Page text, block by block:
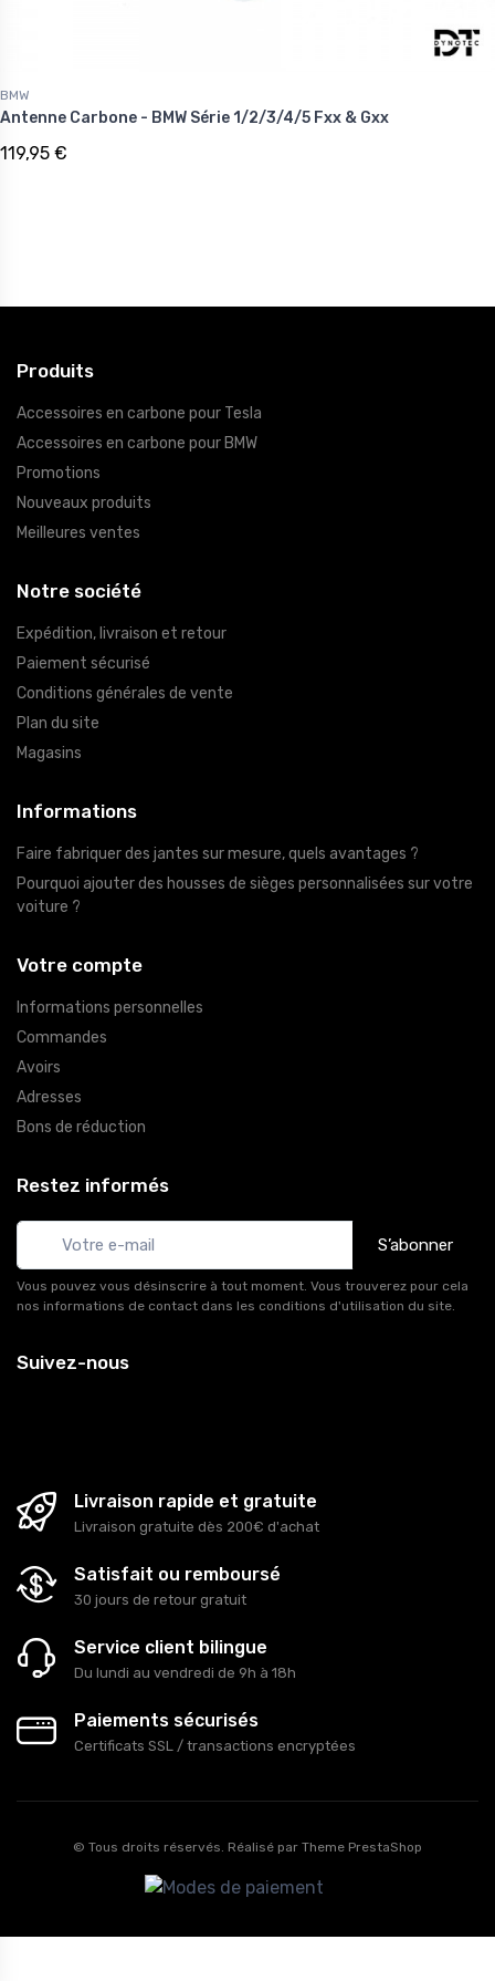
BMW
Antenne Carbone - BMW Série 1/2/3/4/5 Fxx & Gxx
119,95 €
Produits
Accessoires en carbone pour Tesla
Accessoires en carbone pour BMW
Promotions
Nouveaux produits
Meilleures ventes
Notre société
Expédition, livraison et retour
Paiement sécurisé
Conditions générales de vente
Plan du site
Magasins
Informations
Faire fabriquer des jantes sur mesure, quels avantages ?
Pourquoi ajouter des housses de sièges personnalisées sur votre
voiture ?
Votre compte
Informations personnelles
Commandes
Avoirs
Adresses
Bons de réduction
Restez informés
S’abonner
Vous pouvez vous désinscrire à tout moment. Vous trouverez pour cela
nos informations de contact dans les conditions d'utilisation du site.
Suivez-nous
Livraison rapide et gratuite
Livraison gratuite dès 200€ d'achat
Satisfait ou remboursé
30 jours de retour gratuit
Service client bilingue
Du lundi au vendredi de 9h à 18h
Paiements sécurisés
Certificats SSL / transactions encryptées
© Tous droits réservés. Réalisé par Theme PrestaShop